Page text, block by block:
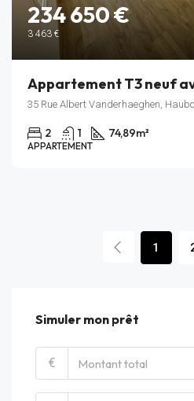
234 650 €
3 463 €
35 Rue Albert Vanderhaeghen,
2 1 74,89m²
APPARTEMENT
1
Simuler mon prêt
€